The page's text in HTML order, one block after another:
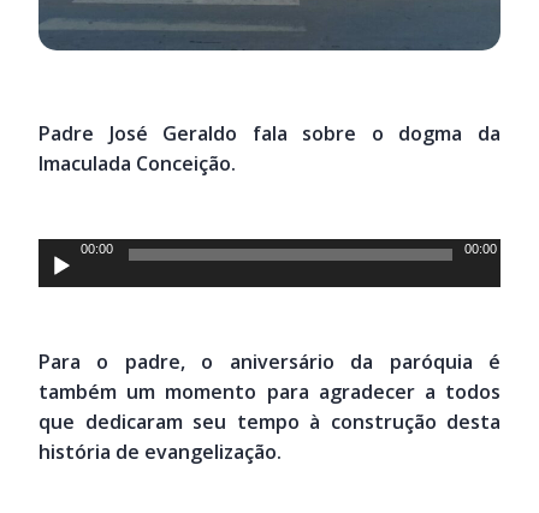
Padre José Geraldo fala sobre o dogma da
Imaculada Conceição.
Tocador
de
00:00 00:00
Para o padre, o aniversário da paróquia é
também um momento para agradecer a todos
que dedicaram seu tempo à construção desta
história de evangelização.